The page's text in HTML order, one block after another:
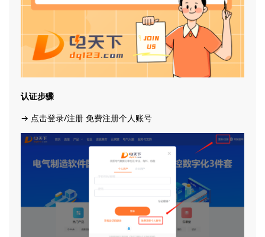
认证步骤
→ 点击登录/注册 免费注册个人账号